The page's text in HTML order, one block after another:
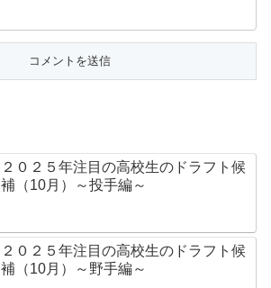
２０２５年注目の高校生のドラフト候
補（10月）～投手編～
２０２５年注目の高校生のドラフト候
補（10月）～野手編～